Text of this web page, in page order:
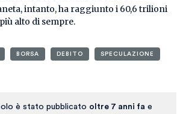
intanto, ha raggiunto i 60,6 trilioni
alto di sempre.
BORSA DEBITO SPECULAZIONE
è stato pubblicato oltre 7 anni fa e